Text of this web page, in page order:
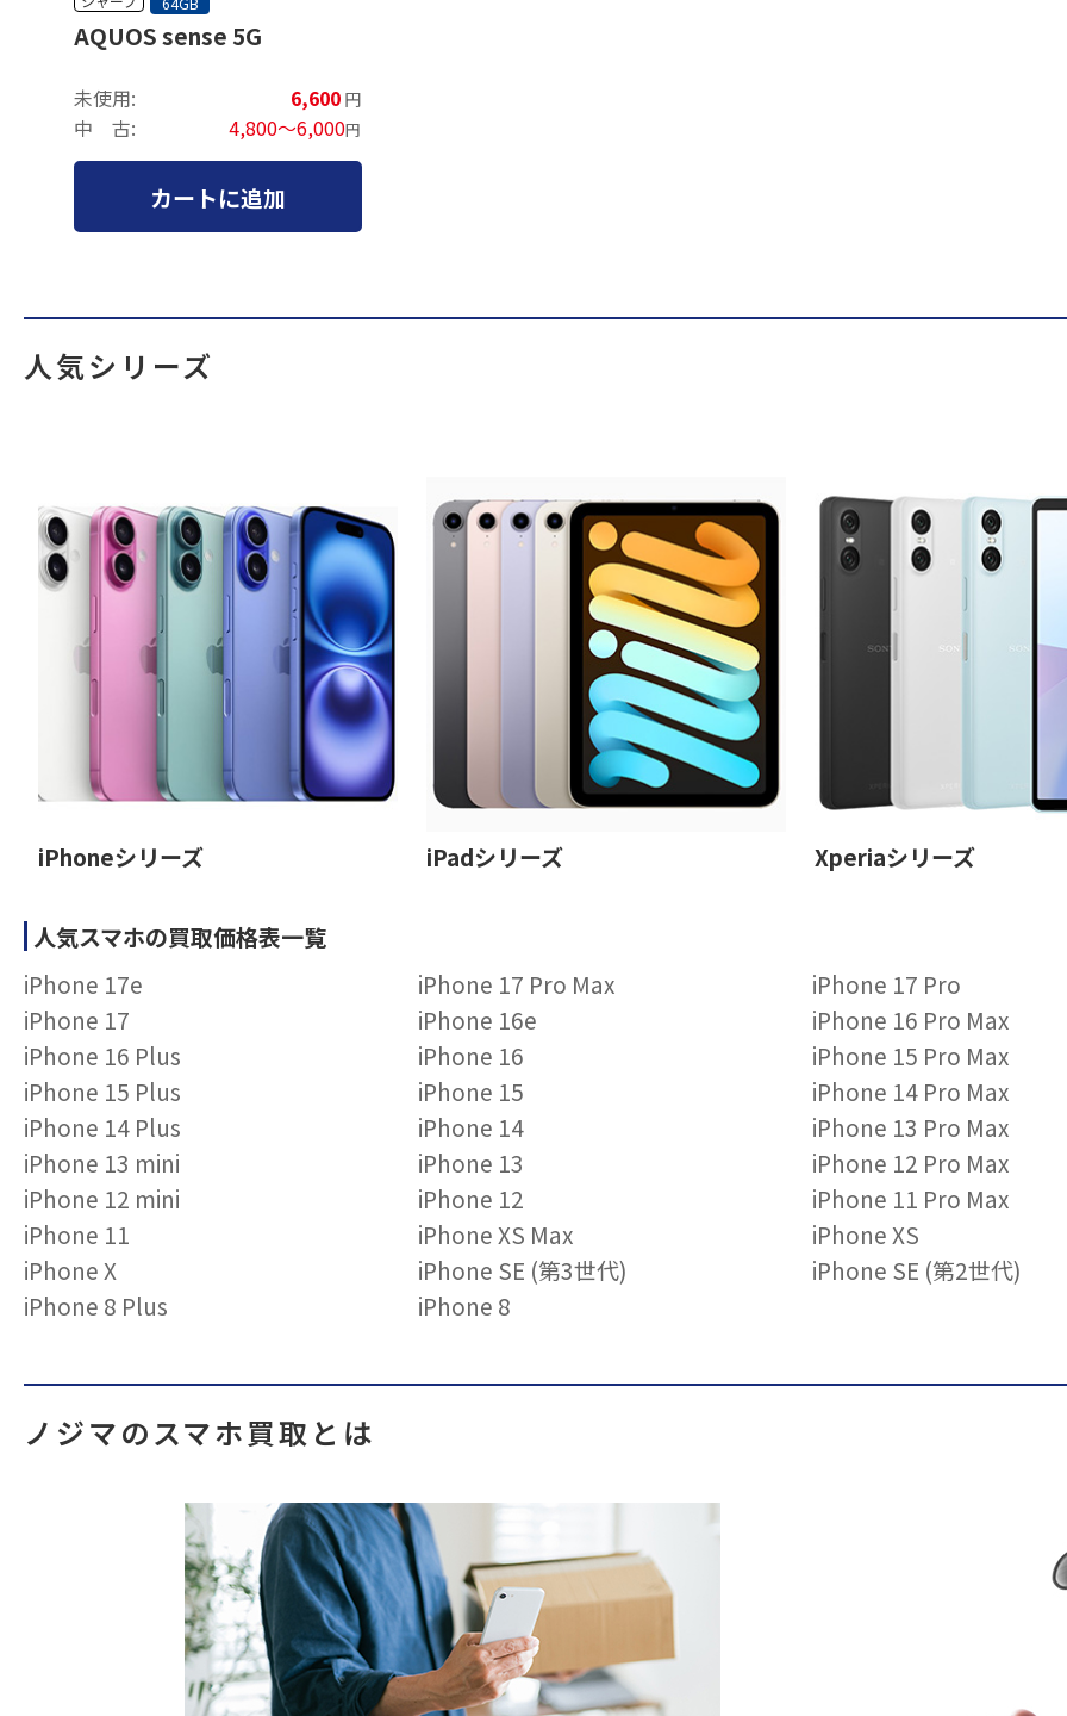
AQUOS sense 5G
未使用: 6,600 円
中 古: 4,800～6,000円
カートに追加
人気シリーズ
iPhoneシリーズ iPadシリーズ Xperiaシリーズ
人気スマホの買取価格表一覧
iPhone 17e
iPhone 17 Pro Max
iPhone 17 Pro
iPhone 17
iPhone 16e
iPhone 16 Pro Max
iPhone 16 Plus
iPhone 16
iPhone 15 Pro Max
iPhone 15 Plus
iPhone 15
iPhone 14 Pro Max
iPhone 14 Plus
iPhone 14
iPhone 13 Pro Max
iPhone 13 mini
iPhone 13
iPhone 12 Pro Max
iPhone 12 mini
iPhone 12
iPhone 11 Pro Max
iPhone 11
iPhone XS Max
iPhone XS
iPhone X
iPhone SE (第3世代)
iPhone SE (第2世代)
iPhone 8 Plus
iPhone 8
ノジマのスマホ買取とは